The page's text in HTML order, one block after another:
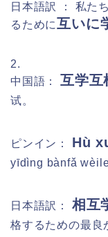
日本語訳 ： 私た
るために互いに
2.
中国語： 互学互
试。
ピンイン： Hù
yīdìng bànfǎ
日本語訳： 相互
格するための最良